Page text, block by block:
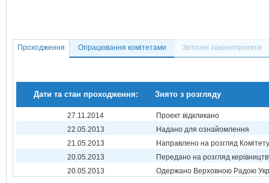
Проходження Опрацювання комітетами Зв'язані законопроекти
Дати та стан проходження: Знято з розгляду
27.11.2014
Проект відкликано
22.05.2013
Надано для ознайомлення
21.05.2013
Направлено на розгляд Комітету
20.05.2013
Передано на розгляд
20.05.2013
Одержано Верховною Радою